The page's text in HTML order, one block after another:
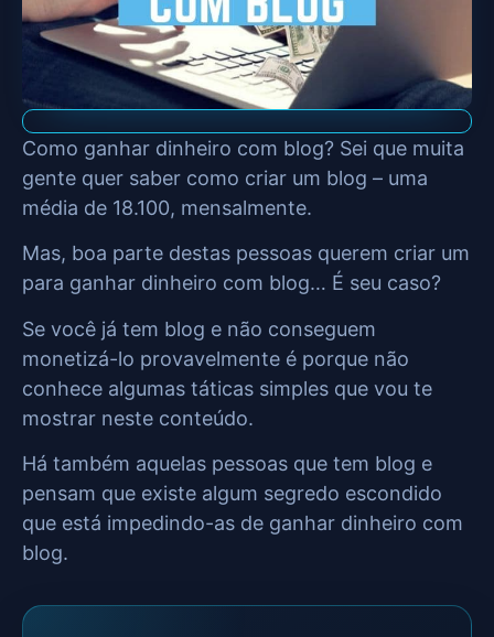
Como ganhar dinheiro com blog? Sei que muita
gente quer saber como criar um blog – uma
média de 18.100, mensalmente.
Mas, boa parte destas pessoas querem criar um
para ganhar dinheiro com blog… É seu caso?
Se você já tem blog e não conseguem
monetizá-lo provavelmente é porque não
conhece algumas táticas simples que vou te
mostrar neste conteúdo.
Há também aquelas pessoas que tem blog e
pensam que existe algum segredo escondido
que está impedindo-as de ganhar dinheiro com
blog.